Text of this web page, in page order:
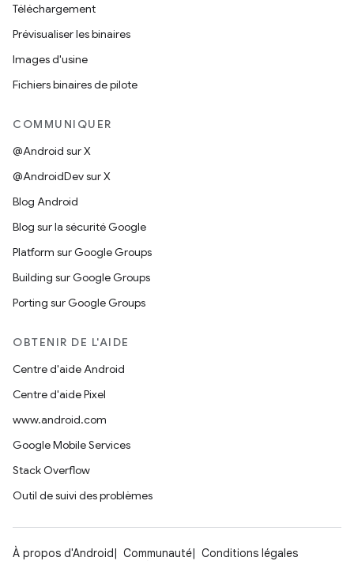
Téléchargement
Prévisualiser les binaires
Images d'usine
Fichiers binaires de pilote
COMMUNIQUER
@Android sur X
@AndroidDev sur X
Blog Android
Blog sur la sécurité Google
Platform sur Google Groups
Building sur Google Groups
Porting sur Google Groups
OBTENIR DE L'AIDE
Centre d'aide Android
Centre d'aide Pixel
www.android.com
Google Mobile Services
Stack Overflow
Outil de suivi des problèmes
À propos d'Android Communauté
Conditions légales